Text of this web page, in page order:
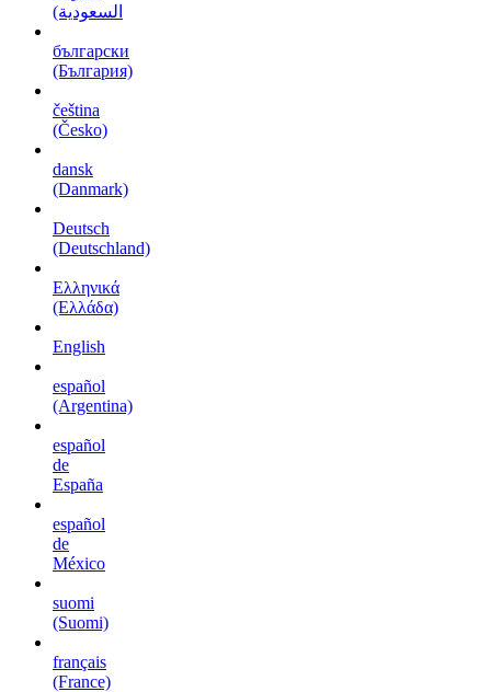
السعودية)
български
(България)
čeština
(Česko)
dansk
(Danmark)
Deutsch
(Deutschland)
Ελληνικά
(Ελλάδα)
English
español
(Argentina)
español
de
España
español
de
México
suomi
(Suomi)
français
(France)